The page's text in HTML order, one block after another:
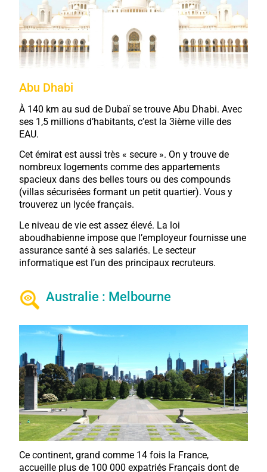
Abu Dhabi
À 140 km au sud de Dubaï se trouve Abu Dhabi. Avec
ses 1,5 millions d’habitants, c’est la 3ième ville des
EAU.
Cet émirat est aussi très « secure ». On y trouve de
nombreux logements comme des appartements
spacieux dans des belles tours ou des compounds
(villas sécurisées formant un petit quartier). Vous y
trouverez un lycée français.
Le niveau de vie est assez élevé. La loi
aboudhabienne impose que l’employeur fournisse une
assurance santé à ses salariés. Le secteur
informatique est l’un des principaux recruteurs.
Australie : Melbourne
Ce continent, grand comme 14 fois la France,
accueille plus de 100 000 expatriés Français dont de